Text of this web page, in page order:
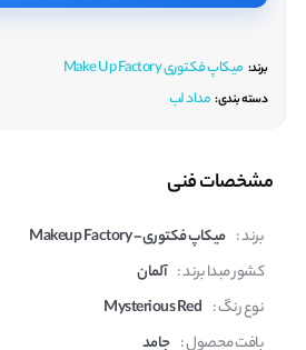
برند: میکاپ فکتوری Make Up Factory
دسته بندی: مداد لب
مشخصات فنی
برند : میکاپ فکتوری - Makeup Factory
کشور مبدا برند : آلمان
نوع رنگ : Mysterious Red
بافت محصول : جامد